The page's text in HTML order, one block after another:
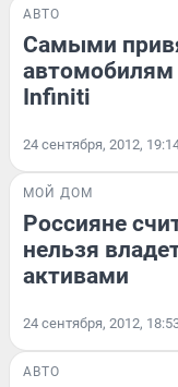
АВТО
Самыми
автомобилям
Infiniti
24 сентября, 2012,
МОЙ ДОМ
Россияне
нельзя
активами
24 сентября, 2012,
АВТО